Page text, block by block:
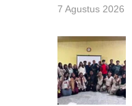
7 Agustus 2026